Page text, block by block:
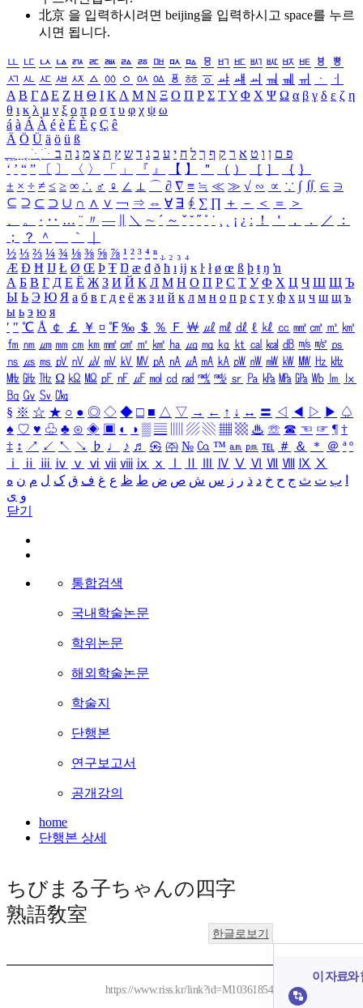
北京 을 입력하시려면 beijing을 입력하시고 space를 누르
시면 됩니다.
ㅥ ㅦ ㅧ ㅨ ㅩ ㅪ ㅫ ㅬ ㅭ ㅮ ㅯ ㅰ ㅱ ㅲ ㅳ ㅴ ㅵ ㅶ ㅷ ㅸ
ㅹ
ㅺ ㅻ ㅼ ㅽ ㅾ ㅿ ㆀ ㆁ ㆂ ㆃ ㆄ ㆅ ㆆ ㆇ ㆈ ㆉ ㆊ ㆋ ㆌ ㆍ
ㆎ
Α Β ΓΔ Ε Ζ Η Θ Ι ΚΛ Μ Ν Ξ Ο Π Ρ Σ ΤΥ Φ Χ Ψ Ω α β γ δ ε ζ η
θ ι κ λ μ ν ξ ο π ρ σ τ υ φ χ ψ ω
á à Á À é è É È ç Ç ê
Ä Ö Ü ä ö ü ß
ִֶֹ ֻּ ׁׂ פ ם ן ו ט א ר ק ף ך ל ח י ע כ ג ד ש ץ ת צ מ נ ה ב
‘ ’ “ ” 〔 〕 〈 〉 「 」 『 』 【 】 ＂ （ ） ［ ］ ｛ ｝
± × ÷ ≠ ≤ ≥ ∞ ∴ ♂ ♀ ∠ ⊥ ⌒ ∂ ∇ ≡ ≒ ≪ ≫ √ ∽ ∝ ∵ ∫ ∬ ∈ ∋
⊆ ⊇ ⊂ ⊃ ∪ ∩ ∧ ∨ ￢ ⇒ ⇔ ∀ ∃ ∮ ∑ ∏ ＋ － ＜ ＝
＞
、
。 · ‥ … ¨ 〃 ― ＼ ∼ ´ ～ ˇ ˘ ˝ ˚ ˙ ¸ ¡ ¿ ː ！ ＇ ， ． ／
：
；
？ ＾ ｀
½ ⅓ ⅔ ¼ ¾ ⅛ ⅜ ⅝ ⅞ ¹ ² ³ ⁴ ⁿ ₁ ₂ ₃ ₄
Æ Ð Ħ Ĳ Ł Ø Œ Þ Ŧ Ŋ æ đ ð ħ ı ĳ ĸ ŀ ł ø œ ß þ ŧ ŋ ŉ
А Б В Г Д Е Ё Ж З И Й К Л М Н О П Р С Т У Ф Х Ц Ч Ш Щ Ъ
Ы Ь Э Ю Я а б в г д е ё ж з и й к л м н о п р с т у ф х ц ч ш щ ъ
ы ь э ю я
′ ″ ℃ Å ￠ ￡ ￥ ¤ ℉ ‰ ＄ ％ Ｆ ￦ ㎕ ㎖ ㎗ ℓ ㎘ ㏄ ㎣ ㎤ ㎥ ㎦
㎙ ㎚ ㎛ ㎜ ㎝ ㎞ ㎟ ㎠ ㎡ ㎢ ㏊ ㎍ ㎎ ㎏ ㏏ ㎈ ㎉ ㏈ ㎧ ㎨ ㎰
㎱ ㎲ ㎳ ㎴ ㎵ ㎶ ㎷ ㎸ ㎹ ㎀ ㎁ ㎂ ㎃ ㎄ ㎺ ㎻ ㎽ ㎾ ㎿ ㎐ ㎑
㎒ ㎓ ㎔ Ω ㏀ ㏁ ㎊ ㎋ ㎌ ㏖ ㏅ ㎭ ㎮ ㎯ ㏛ ㎩ ㎪ ㎫ ㎬ ㏝ ㏐
㏓
㏃ ㏉ ㏜ ㏆
§ ※ ☆ ★ ○ ● ◎ ◇ ◆ □ ■ △ ▽ → ← ↑ ↓ ↔ 〓 ◁ ◀ ▷ ▶ ♤
♠ ♡ ♥ ♧ ♣ ⊙ ◈ ▣ ◐ ◑ ▒ ▤ ▨ ▧ ▦ ▩ ♨ ☏ ☎ ☜ ☞ ¶ †
‡ ↕ ↗ ↙ ↖ ↘ ♭ ♩ ♪ ♬ ㉿ ㈜ № ㏇ ™ ㏂ ㏘ ℡ ＃ ＆ ＊ ＠ ª º
ⅰ
ⅱ ⅲ ⅳ ⅴ ⅵ ⅶ ⅷ ⅸ ⅹ Ⅳ Ⅴ Ⅵ Ⅶ Ⅷ Ⅸ Ⅹ
ب ت ث ج ح خ د ذ ر ز س ش ص ض ط ظ ع غ ف ق ک ل م ن ه
و ی
닫기
통합검색
국내학술논문
학위논문
해외학술논문
학술지
단행본
연구보고서
공개강의
home
단행본 상세
ちびまる子ちゃんの四字
熟語敎室
한글로보기
https://www.riss.kr/link?id=M10361854
이 자료와